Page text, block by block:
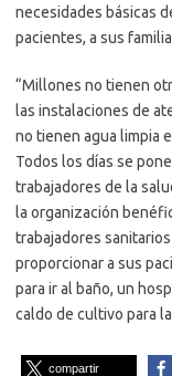
necesidades básicas
pacientes, a sus
“Millones no tienen
las instalaciones de
no tienen agua limpia
Todos los días se
trabajadores de la
la organización
trabajadores
proporcionar a sus
para ir al baño, un
caldo de cultivo para
compartir